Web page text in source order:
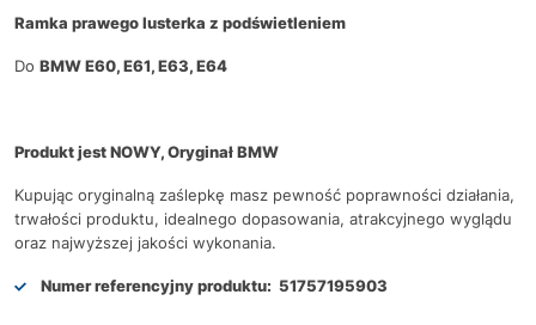
Ramka prawego lusterka z podświetleniem
Do BMW E60, E61, E63, E64
Produkt jest NOWY, Oryginał BMW
Kupując oryginalną zaślepkę masz pewność poprawności działania,
trwałości produktu, idealnego dopasowania, atrakcyjnego wyglądu
oraz najwyższej jakości wykonania.
Numer referencyjny produktu: 51757195903